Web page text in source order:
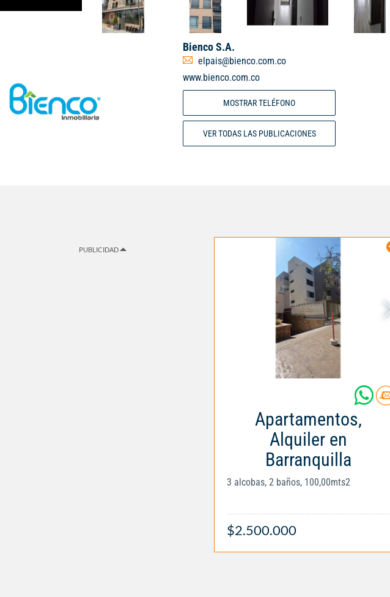
Bienco S.A.
elpais@bienco.com.co
www.bienco.com.co
MOSTRAR TELÉFONO
VER TODAS LAS PUBLICACIONES
PUBLICIDAD
Apartamentos,
Alquiler en
Barranquilla
3 alcobas, 2 baños, 100,00mts2
$2.500.000